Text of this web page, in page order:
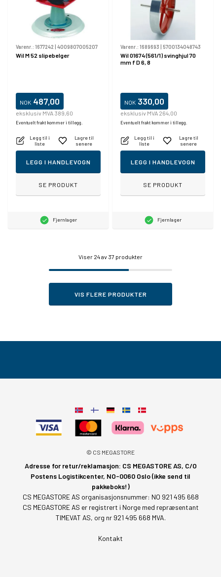
Varenr.: 1677242 | 4009807005207
Wil M 52 slipebelger
NOK 487,00
eksklusiv MVA 389,60
Eventuelt frakt kommer i tillegg.
Legg til i
liste
Lagre til
senere
LEGG I HANDLEVOGN
SE PRODUKT
Fjernlager
Varenr.: 1689693 | 5700134048743
Wil 01674 (561/1) svinghjul 70
mm f D 6, 8
NOK 330,00
eksklusiv MVA 264,00
Eventuelt frakt kommer i tillegg.
Legg til i
liste
Lagre til
senere
LEGG I HANDLEVOGN
SE PRODUKT
Fjernlager
Viser 24av 37 produkter
VIS FLERE PRODUKTER
© CS MEGASTORE
Adresse for retur/reklamasjon: CS MEGASTORE AS, C/O
Postens Logistikcenter, NO-0060 Oslo (ikke send til
pakkeboks!)
CS MEGASTORE AS organisasjonsnummer: NO 921 495 668
CS MEGASTORE AS er registrert i Norge med repræsentant
TIMEVAT AS, org nr 921 495 668 MVA.
Kontakt